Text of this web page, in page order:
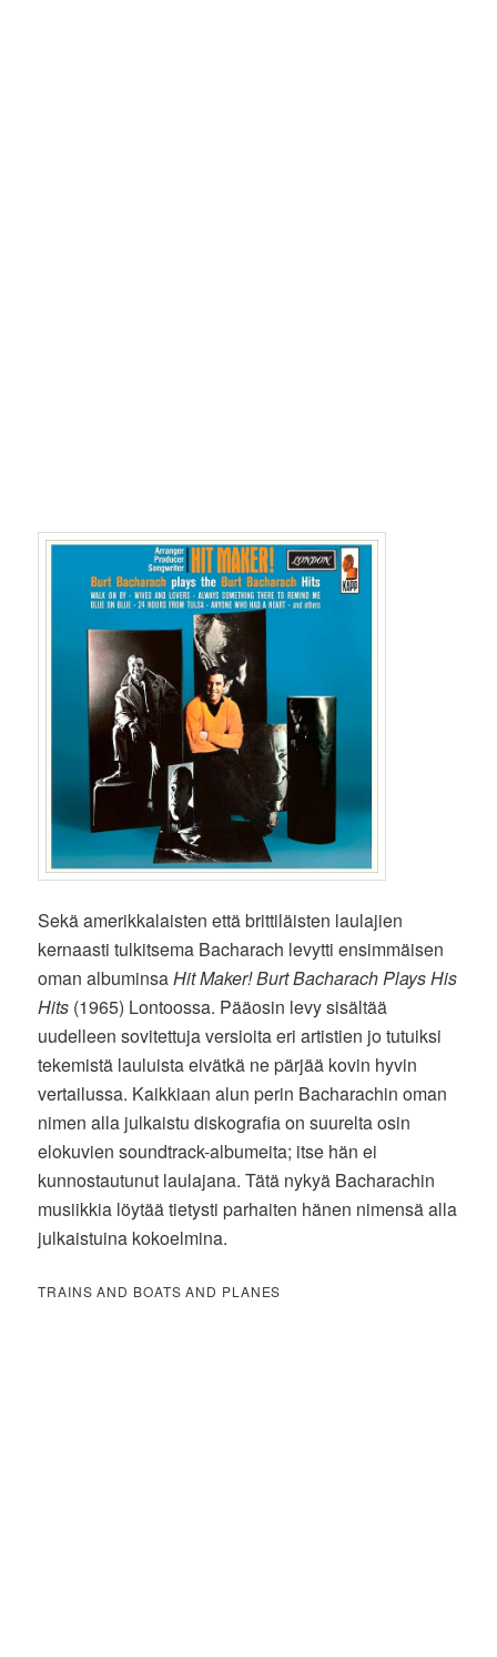
Sekä amerikkalaisten että brittiläisten laulajien
kernaasti tulkitsema Bacharach levytti ensimmäisen
oman albuminsaHit Maker! Burt Bacharach Plays His
Hits (1965) Lontoossa. Pääosin levy sisältää
uudelleen sovitettuja versioita eri artistien jo tutuiksi
tekemistä lauluista eivätkä ne pärjää kovin hyvin
vertailussa. Kaikkiaan alun perin Bacharachin oman
nimen alla julkaistu diskografia on suurelta osin
elokuvien soundtrack-albumeita; itse hän ei
kunnostautunut laulajana. Tätä nykyä Bacharachin
musiikkia löytää tietysti parhaiten hänen nimensä alla
julkaistuina kokoelmina.
TRAINS AND BOATS AND PLANES